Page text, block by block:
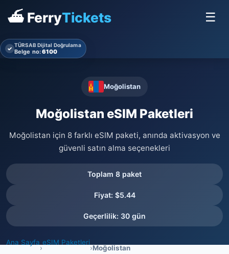
⛴ FerryTickets ☰
✓ TÜRSAB Dijital Doğrulama
Belge no:6100
Moğolistan
Moğolistan eSIM Paketleri
Moğolistan için 8 farklı eSIM paketi, anında aktivasyon ve
güvenli satın alma seçenekleri
Toplam 8 paket
Fiyat: $5.44
Geçerlilik: 30 gün
Ana Sayfa
›
eSIM Paketleri
›Moğolistan